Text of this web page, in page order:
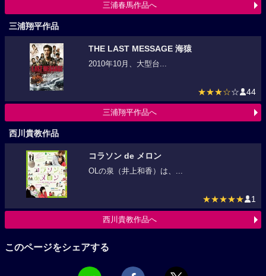
三浦春馬作品へ
三浦翔平作品
THE LAST MESSAGE 海猿
2010年10月、大型台...
★★★☆☆ 44
三浦翔平作品へ
西川貴教作品
コラソン de メロン
OLの泉（井上和香）は、...
★★★★★ 1
西川貴教作品へ
このページをシェアする